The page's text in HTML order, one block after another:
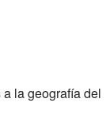
la geografía del